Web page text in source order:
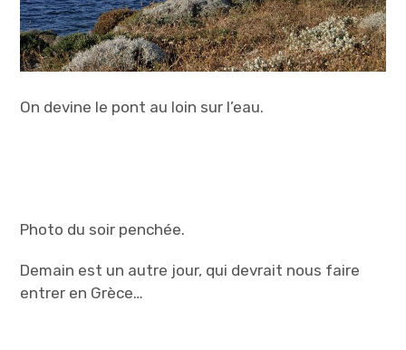
On devine le pont au loin sur l’eau.
Photo du soir penchée.
Demain est un autre jour, qui devrait nous faire
entrer en Grèce…